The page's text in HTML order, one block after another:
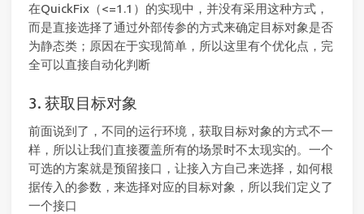
在QuickFix（<=1.1）的实现中，并没有采用这种方式，
而是直接选择了通过外部传参的方式来确定目标对象是否
为静态类；原因在于实现简单，所以这里有个优化点，完
全可以直接自动化判断
3. 获取目标对象
前面说到了，不同的运行环境，获取目标对象的方式不一
样，所以让我们直接覆盖所有的场景时不太现实的。一个
可选的方案就是预留接口，让接入方自己来选择，如何根
据传入的参数，来选择对应的目标对象，所以我们定义了
一个接口